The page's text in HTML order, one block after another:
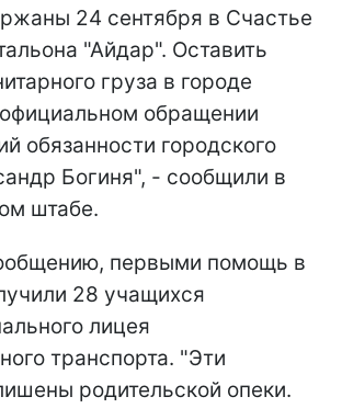
24 сентября в Счастье
"Айдар". Оставить
груза в городе
обращении
обязанности городского
Богиня", - сообщили в
штабе.
первыми помощь в
28 учащихся
лицея
транспорта. "Эти
родительской опеки.